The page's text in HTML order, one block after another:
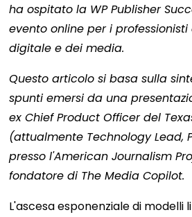
ha ospitato la WP Publisher
evento online per i
digitale e dei media.
Questo articolo si basa sulla
spunti emersi da una
ex Chief Product Officer del
(attualmente Technology Lead,
presso l'American Journalism
fondatore di The Media Copilot.
L'ascesa esponenziale di modelli